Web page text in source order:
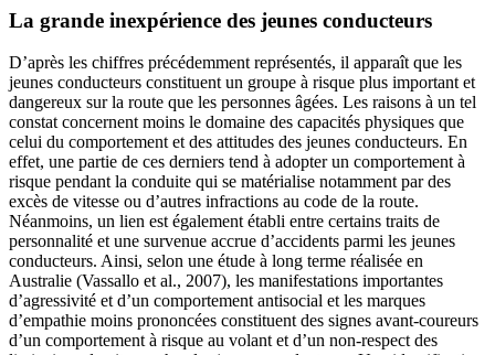
La grande inexpérience des jeunes conducteurs
D’après les chiffres précédemment représentés, il apparaît que les
jeunes conducteurs constituent un groupe à risque plus important et
dangereux sur la route que les personnes âgées. Les raisons à un tel
constat concernent moins le domaine des capacités physiques que
celui du comportement et des attitudes des jeunes conducteurs. En
effet, une partie de ces derniers tend à adopter un comportement à
risque pendant la conduite qui se matérialise notamment par des
excès de vitesse ou d’autres infractions au code de la route.
Néanmoins, un lien est également établi entre certains traits de
personnalité et une survenue accrue d’accidents parmi les jeunes
conducteurs. Ainsi, selon une étude à long terme réalisée en
Australie (Vassallo et al., 2007), les manifestations importantes
d’agressivité et d’un comportement antisocial et les marques
d’empathie moins prononcées constituent des signes avant-coureurs
d’un comportement à risque au volant et d’un non-respect des